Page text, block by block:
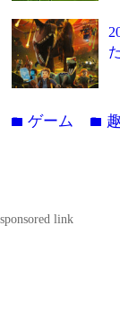
folderゲーム folder
sponsored link